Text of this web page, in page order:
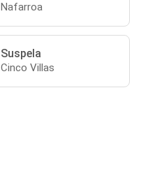
Nafarroa
Suspela
Cinco Villas